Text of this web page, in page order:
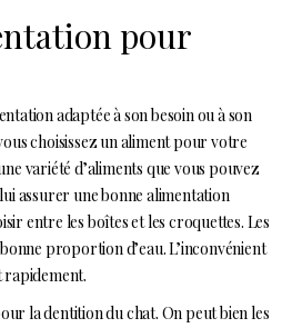
pour
adaptée à son besoin ou à son
choisissez un aliment pour votre
variété d’aliments que vous pouvez
assurer une bonne alimentation
entre les boîtes et les croquettes. Les
proportion d’eau. L’inconvénient
rapidement.
la dentition du chat. On peut bien les